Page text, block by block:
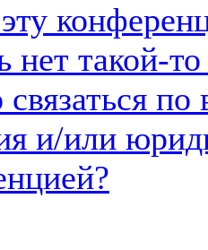
нет такой-
по
и/или